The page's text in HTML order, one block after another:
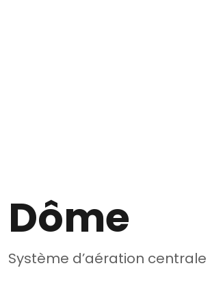
Dôme
Système d’aération centrale